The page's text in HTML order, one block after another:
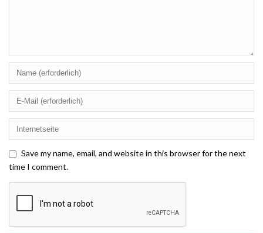
Save my name, email, and website in this browser for the next
time I comment.